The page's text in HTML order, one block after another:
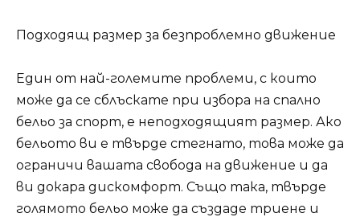
Подходящ размер за безпроблемно движение
Един от най-големите проблеми, с които
може да се сблъскате при избора на спално
бельо за спорт, е неподходящият размер. Ако
бельото ви е твърде стегнато, това може да
ограничи вашата свобода на движение и да
ви докара дискомфорт. Също така, твърде
голямото бельо може да създаде триене и